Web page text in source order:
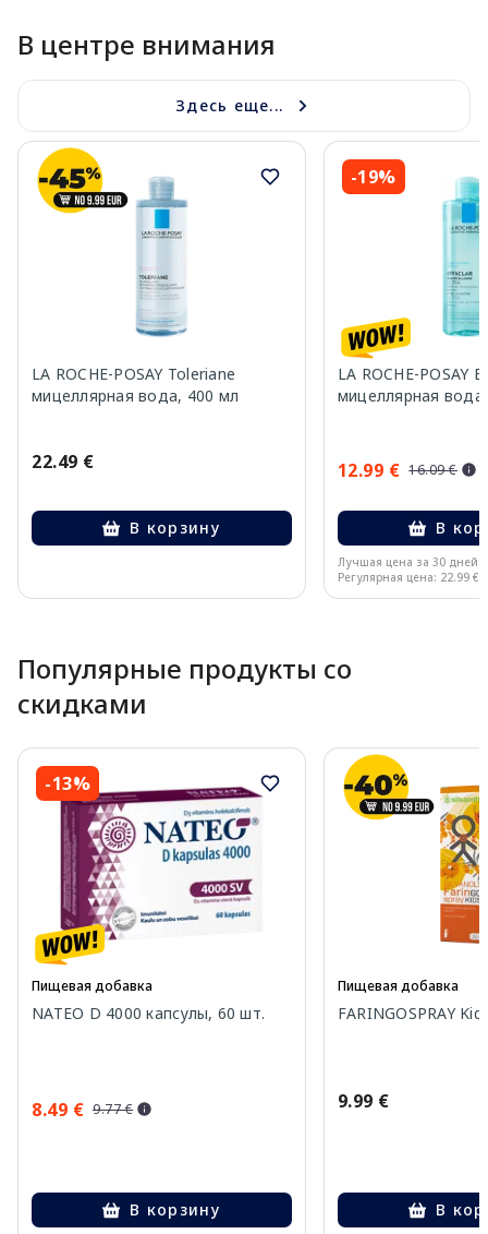
В центре внимания
Здесь еще...
LA ROCHE-POSAY Toleriane
мицеллярная вода, 400 мл
22.49 €
В корзину
-19%
LA ROCHE-POSAY
мицеллярная
12.99 € 16.09 €
В
Лучшая цена за 30 дней:
Регулярная цена: 22.99 €
Популярные продукты со
скидками
-13%
Пищевая добавка
NATEO D 4000 капсулы, 60 шт.
8.49 € 9.77 €
В корзину
Пищевая добавка
FARINGOSPRAY
9.99 €
В